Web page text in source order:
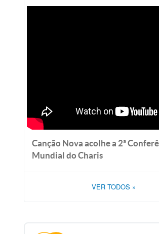
Canção Nova acolhe a 2ª
Mundial do Charis
VER TODOS »